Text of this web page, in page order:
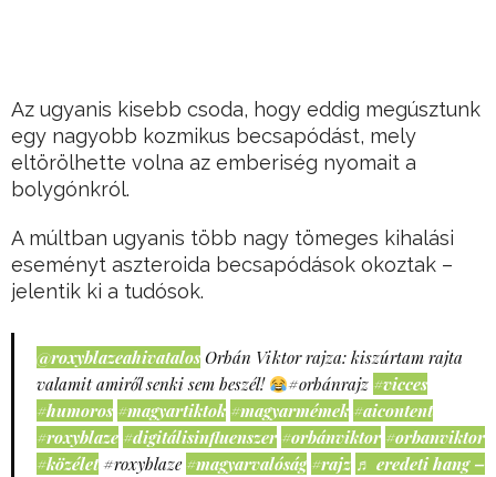
Az ugyanis kisebb csoda, hogy eddig megúsztunk
egy nagyobb kozmikus becsapódást, mely
eltörölhette volna az emberiség nyomait a
bolygónkról.
A múltban ugyanis több nagy tömeges kihalási
eseményt aszteroida becsapódások okoztak –
jelentik ki a tudósok.
@roxyblazeahivatalos Orbán Viktor rajza: kiszúrtam rajta
valamit amiről senki sem beszél!
#orbánrajz #vicces
#humoros #magyartiktok #magyarmémek #aicontent
#roxyblaze #digitálisinfluenszer #orbánviktor #orbanviktor
#közélet #roxyblaze #magyarvalóság #rajz ♬ eredeti hang –